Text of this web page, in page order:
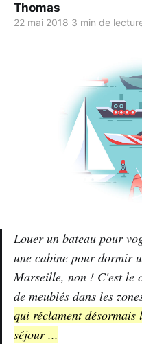
Thomas
22 mai 2018 3 min de
Louer un bateau pour
une cabine pour dormir
Marseille, non ! C'est le
de meublés dans les
qui réclament désormais
séjour ...